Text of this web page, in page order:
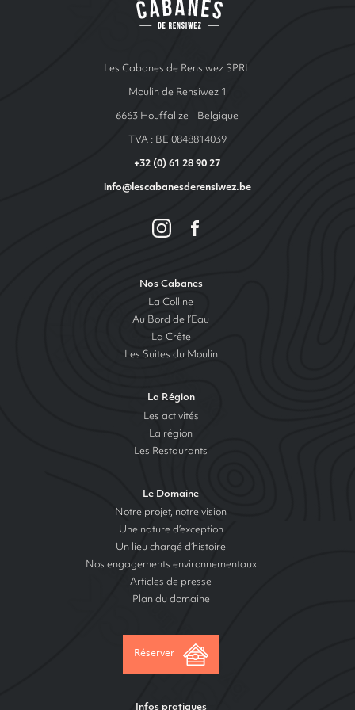
Les Cabanes de Rensiwez SPRL
Moulin de Rensiwez 1
6663 Houffalize - Belgique
TVA : BE 0848814039
+32 (0) 61 28 90 27
info@lescabanesderensiwez.be
Nos Cabanes
La Colline
Au Bord de l’Eau
La Crête
Les Suites du Moulin
La Région
Les activités
La région
Les Restaurants
Le Domaine
Notre projet, notre vision
Une nature d’exception
Un lieu chargé d’histoire
Nos engagements environnementaux
Articles de presse
Plan du domaine
Réserver
Infos pratiques